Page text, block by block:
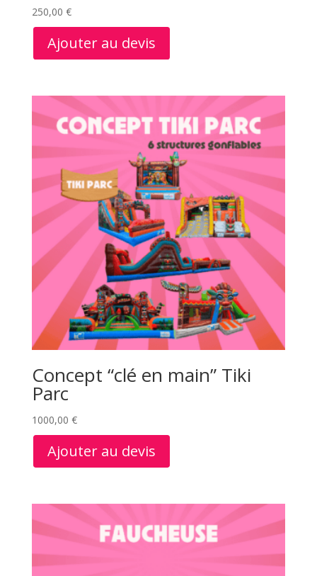
250,00 €
Ajouter au devis
Concept “clé en main” Tiki
Parc
1000,00 €
Ajouter au devis